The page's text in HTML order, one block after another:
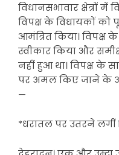
विधानसभावार क्षेत्रों में
विपक्ष के विधायकों
आमंत्रित किया।
स्वीकार किया और
नहीं हुआ था। विपक्ष के
पर अमल किए जाने के
—
*धरातल पर उतरने लगीं